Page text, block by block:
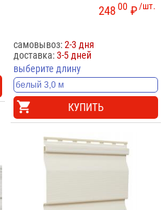
/шт.
24800 ₽
самовывоз:2-3 дня
доставка:3-5 дней
выберите длину
КУПИТЬ